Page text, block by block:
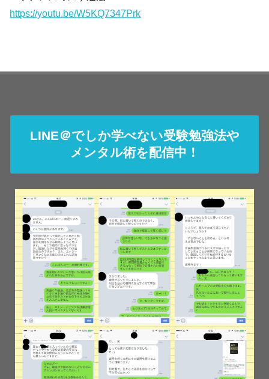
https://youtu.be/W5KQ7347Prk
LINE＠でしか学べない受験勉強法や
メンタル術を配信中！